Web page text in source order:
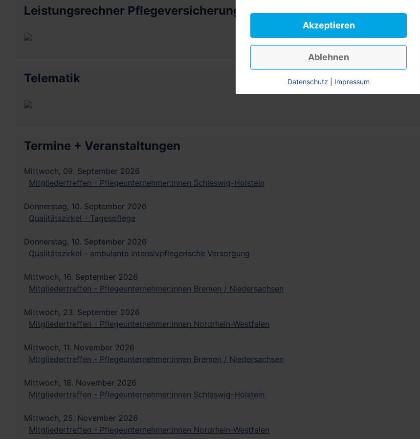
Leistungsrechner Pflegeversicherung
Telematik
Termine + Veranstaltungen
Mittwoch, 09. September 2026
Mitgliedertreffen - Pflegeunternehmer:innen Schleswig-Holstein
Donnerstag, 10. September 2026
Qualitätszirkel - Tagespflege
Donnerstag, 10. September 2026
Qualitätszirkel - ambulante intensivpflegerische Versorgung
Mittwoch, 16. September 2026
Mitgliedertreffen - Pflegeunternehmer:innen Bremen / Niedersachsen
Mittwoch, 23. September 2026
Mitgliedertreffen - Pflegeunternehmer:innen Nordrhein-Westfalen
Mittwoch, 11. November 2026
Mitgliedertreffen - Pflegeunternehmer:innen Bremen / Niedersachsen
Mittwoch, 18. November 2026
Mitgliedertreffen - Pflegeunternehmer:innen Schleswig-Holstein
Mittwoch, 25. November 2026
Mitgliedertreffen - Pflegeunternehmer:innen Nordrhein-Westfalen
Akzeptieren
Ablehnen
Datenschutz Impressum